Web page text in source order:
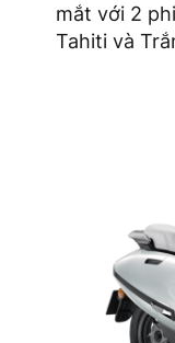
mắt với 2
Tahiti và